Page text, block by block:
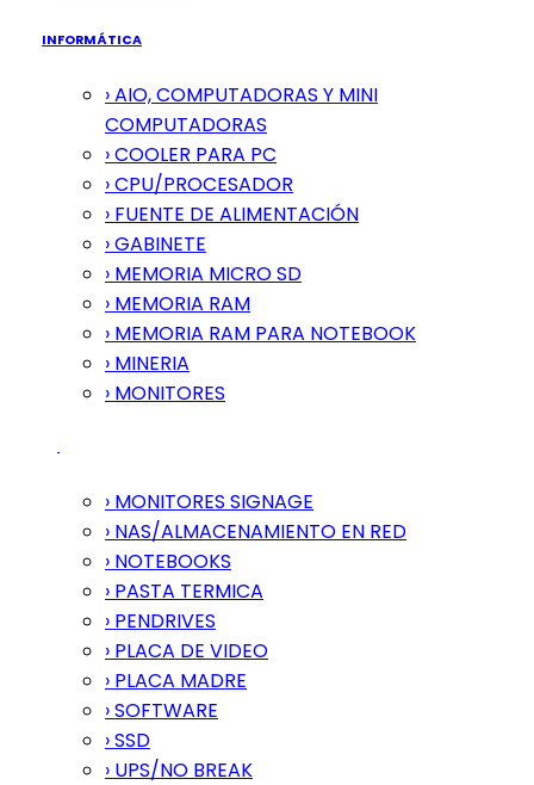
INFORMÁTICA
› AIO, COMPUTADORAS Y MINI
COMPUTADORAS
› COOLER PARA PC
› CPU/PROCESADOR
› FUENTE DE ALIMENTACIÓN
› GABINETE
› MEMORIA MICRO SD
› MEMORIA RAM
› MEMORIA RAM PARA NOTEBOOK
› MINERIA
› MONITORES
› MONITORES SIGNAGE
› NAS/ALMACENAMIENTO EN RED
› NOTEBOOKS
› PASTA TERMICA
› PENDRIVES
› PLACA DE VIDEO
› PLACA MADRE
› SOFTWARE
› SSD
› UPS/NO BREAK